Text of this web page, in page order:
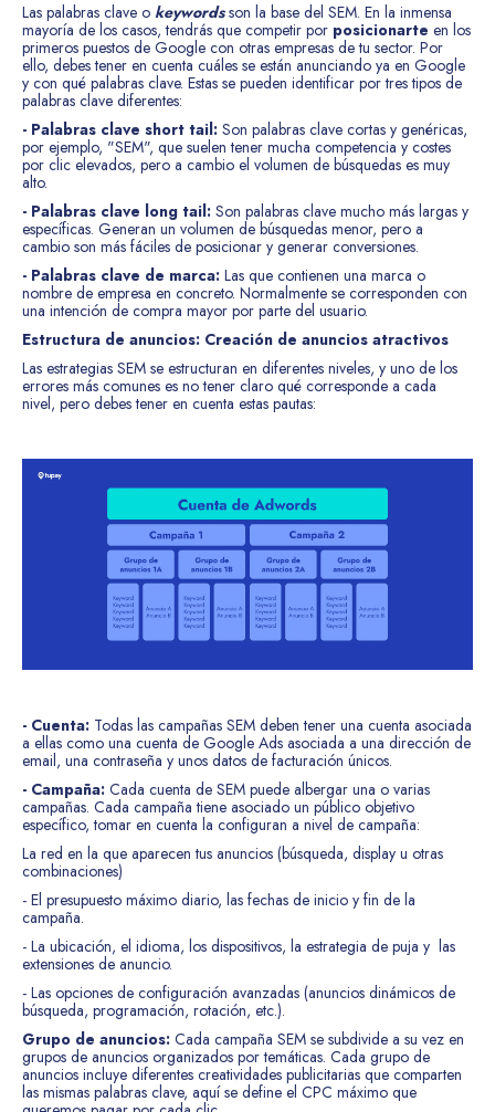
Las palabras clave o keywordsson la base del SEM. En la inmensa
mayoría de los casos, tendrás que competir por posicionarte en los
primeros puestos de Google con otras empresas de tu sector. Por
ello, debes tener en cuenta cuáles se están anunciando ya en Google
y con qué palabras clave. Estas se pueden identificar por tres tipos de
palabras clave diferentes:
- Palabras clave short tail: Son palabras clave cortas y genéricas,
por ejemplo, "SEM", que suelen tener mucha competencia y costes
por clic elevados, pero a cambio el volumen de búsquedas es muy
alto.
- Palabras clave long tail: Son palabras clave mucho más largas y
específicas. Generan un volumen de búsquedas menor, pero a
cambio son más fáciles de posicionar y generar conversiones.
- Palabras clave de marca: Las que contienen una marca o
nombre de empresa en concreto. Normalmente se corresponden con
una intención de compra mayor por parte del usuario.
Estructura de anuncios: Creación de anuncios atractivos
Las estrategias SEM se estructuran en diferentes niveles, y uno de los
errores más comunes es no tener claro qué corresponde a cada
nivel, pero debes tener en cuenta estas pautas:
- Cuenta: Todas las campañas SEM deben tener una cuenta asociada
a ellas como una cuenta de Google Ads asociada a una dirección de
email, una contraseña y unos datos de facturación únicos.
- Campaña: Cada cuenta de SEM puede albergar una o varias
campañas. Cada campaña tiene asociado un público objetivo
específico, tomar en cuenta la configuran a nivel de campaña:
La red en la que aparecen tus anuncios (búsqueda, display u otras
combinaciones)
- El presupuesto máximo diario, las fechas de inicio y fin de la
campaña.
- La ubicación, el idioma, los dispositivos, la estrategia de puja y las
extensiones de anuncio.
- Las opciones de configuración avanzadas (anuncios dinámicos de
búsqueda, programación, rotación, etc.).
Grupo de anuncios: Cada campaña SEM se subdivide a su vez en
grupos de anuncios organizados por temáticas. Cada grupo de
anuncios incluye diferentes creatividades publicitarias que comparten
las mismas palabras clave, aquí se define el CPC máximo que